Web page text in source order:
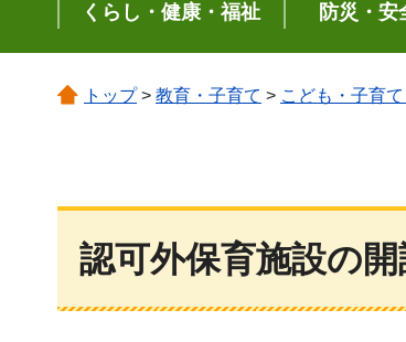
くらし・健康・福祉 防災・安
トップ> 教育・子育て > こども・子育
認可外保育施設の